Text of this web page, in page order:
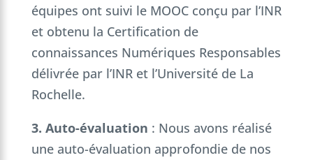
équipes ont suivi le MOOC conçu par l’INR
et obtenu la Certification de
connaissances Numériques Responsables
délivrée par l’INR et l’Université de La
Rochelle.
3. Auto-évaluation : Nous avons réalisé
une auto-évaluation approfondie de nos